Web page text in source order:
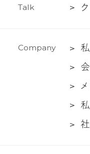
グ
績
Talk
ク
ア
対
談
ク
Company
私
に
つ
私
会
要
会
メ
ー
メ
私 私
社 社